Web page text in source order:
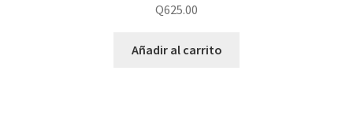
Q625.00
Añadir al carrito